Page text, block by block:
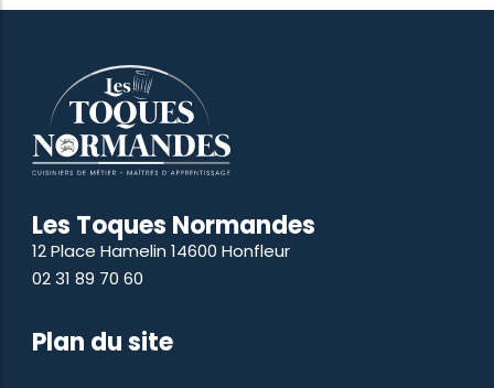
Les Toques Normandes
12 Place Hamelin 14600 Honfleur
02 31 89 70 60
Plan du site